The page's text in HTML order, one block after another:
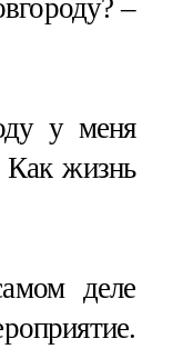
–
у меня
Как жизнь
деле